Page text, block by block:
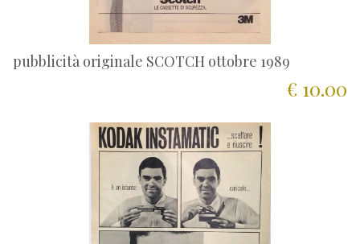
pubblicità originale SCOTCH ottobre 1989
€ 10.00